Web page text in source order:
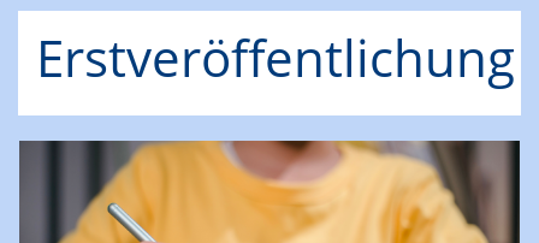
Erstveröffentlichung